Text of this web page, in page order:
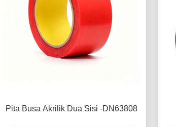
Pita Busa Akrilik Dua Sisi -DN63808